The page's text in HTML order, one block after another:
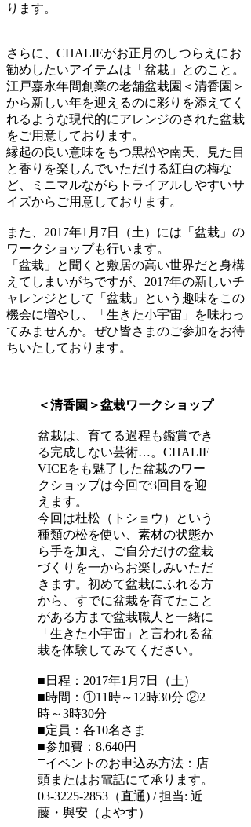
ります。
さらに、CHALIEがお正月のしつらえにお
勧めしたいアイテムは「盆栽」とのこと。
江戸嘉永年間創業の老舗盆栽園＜清香園＞
から新しい年を迎えるのに彩りを添えてく
れるような現代的にアレンジのされた盆栽
をご用意しております。
縁起の良い意味をもつ黒松や南天、見た目
と香りを楽しんでいただける紅白の梅な
ど、ミニマルながらトライアルしやすいサ
イズからご用意しております。
また、2017年1月7日（土）には「盆栽」の
ワークショップも行います。
「盆栽」と聞くと敷居の高い世界だと身構
えてしまいがちですが、2017年の新しいチ
ャレンジとして「盆栽」という趣味をこの
機会に増やし、「生きた小宇宙」を味わっ
てみませんか。ぜひ皆さまのご参加をお待
ちいたしております。
＜清香園＞盆栽ワークショップ
盆栽は、育てる過程も鑑賞でき
る完成しない芸術…。CHALIE
VICEをも魅了した盆栽のワー
クショップは今回で3回目を迎
えます。
今回は杜松（トショウ）という
種類の松を使い、素材の状態か
ら手を加え、ご自分だけの盆栽
づくりを一からお楽しみいただ
きます。初めて盆栽にふれる方
から、すでに盆栽を育てたこと
がある方まで盆栽職人と一緒に
「生きた小宇宙」と言われる盆
栽を体験してみてください。
■日程：2017年1月7日（土）
■時間：①11時～12時30分 ②2
時～3時30分
■定員：各10名さま
■参加費：8,640円
□イベントのお申込み方法：店
頭またはお電話にて承ります。
03-3225-2853（直通) / 担当: 近
藤・與安（よやす）